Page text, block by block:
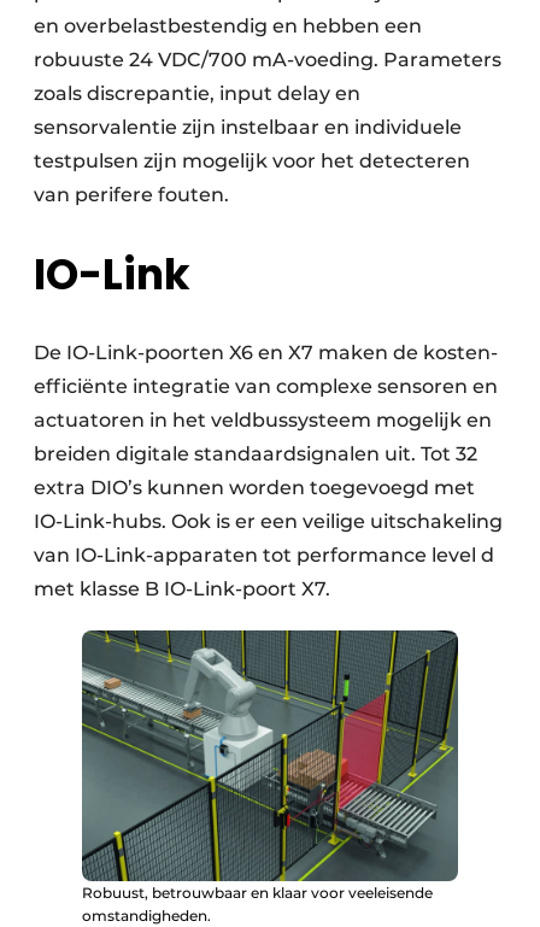
en overbelastbestendig en hebben een
robuuste 24 VDC/700 mA-voeding. Parameters
zoals discrepantie, input delay en
sensorvalentie zijn instelbaar en individuele
testpulsen zijn mogelijk voor het detecteren
van perifere fouten.
IO-Link
De IO-Link-poorten X6 en X7 maken de kosten­
efficiënte integratie van complexe sensoren en
actuatoren in het veldbussysteem mogelijk en
breiden digitale standaardsignalen uit. Tot 32
extra DIO’s kunnen worden toegevoegd met
IO-Link-hubs. Ook is er een veilige uitschakeling
van IO-Link-apparaten tot performance level d
met klasse B IO-Link-poort X7.
Robuust, betrouwbaar en klaar voor veeleisende
omstandigheden.